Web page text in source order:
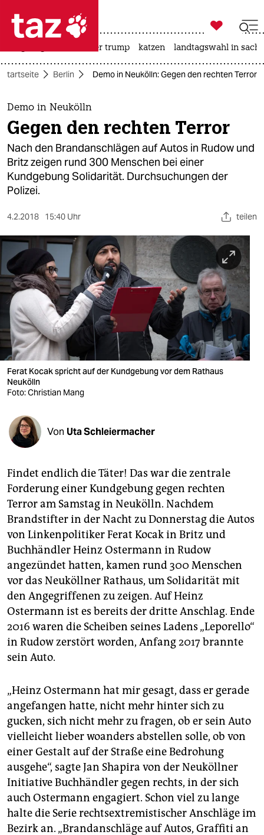
 taz zahl ich
taz zahl ich
themen
politik
öko
gesellschaft
kultur
sport
berlin
nord
wahrheit
verlag
verlag
veranstaltungen
shop
fragen & hilfe
abo
genossenschaft
epaper login

taz zahl ich
usa unter trump katzen landtagswahl in
Startseite Berlin Demo in Neukölln: Gegen den rechten Terror
Demo in Neukölln
Gegen den rechten Terror
Nach den Brandanschlägen auf Autos in Rudow und
Britz zeigen rund 300 Menschen bei einer
Kundgebung Solidarität. Durchsuchungen der
Polizei.
4.2.2018 15:40 Uhr teilen
Ferat Kocak spricht auf der Kundgebung vor dem Rathaus
Neukölln
Foto: Christian Mang
Von Uta Schleiermacher
Findet endlich die Täter! Das war die zentrale
Forderung einer Kundgebung gegen rechten
Terror am Samstag in Neukölln. Nachdem
Brandstifter in der Nacht zu Donnerstag die Autos
von Linkenpolitiker Ferat Kocak in Britz und
Buchhändler Heinz Ostermann in Rudow
angezündet hatten, kamen rund 300 Menschen
vor das Neuköllner Rathaus, um Solidarität mit
den Angegriffenen zu zeigen. Auf Heinz
Ostermann ist es bereits der dritte Anschlag. Ende
2016 waren die Scheiben seines Ladens „Leporello“
in Rudow zerstört worden, Anfang 2017 brannte
sein Auto.
„Heinz Ostermann hat mir gesagt, dass er gerade
angefangen hatte, nicht mehr hinter sich zu
gucken, sich nicht mehr zu fragen, ob er sein Auto
vielleicht lieber woanders abstellen solle, ob von
einer Gestalt auf der Straße eine Bedrohung
ausgehe“, sagte Jan Shapira von der Neuköllner
Initiative Buchhändler gegen rechts, in der sich
auch Ostermann engagiert. Schon viel zu lange
halte die Serie rechtsextremistischer Anschläge im
Bezirk an. „Brandanschläge auf Autos, Graffiti an